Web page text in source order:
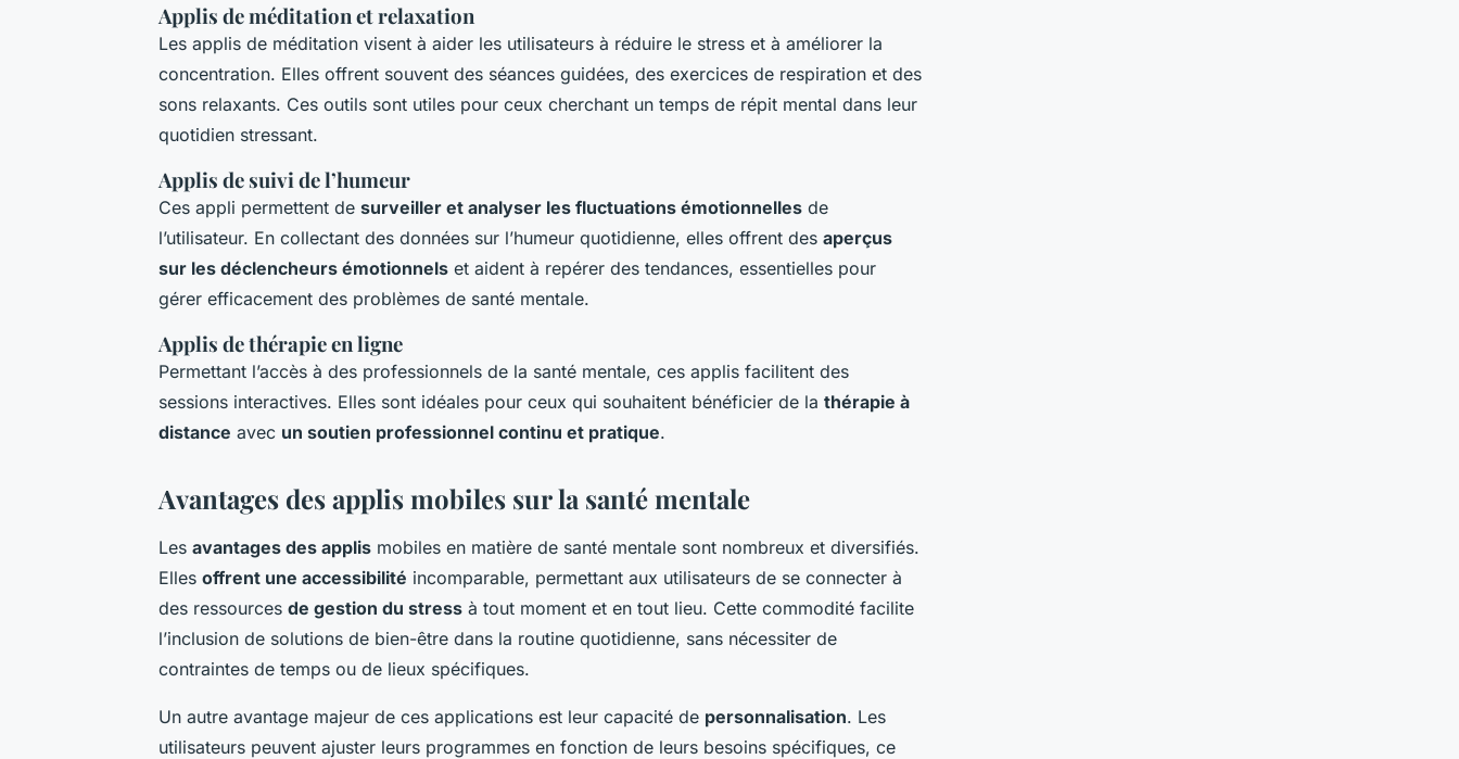
Applis de méditation et relaxation
Les applis de méditation visent à aider les utilisateurs à réduire le stress et à améliorer la
concentration. Elles offrent souvent des séances guidées, des exercices de respiration et des
sons relaxants. Ces outils sont utiles pour ceux cherchant un temps de répit mental dans leur
quotidien stressant.
Applis de suivi de l’humeur
Ces appli permettent de surveiller et analyser les fluctuations émotionnelles de
l’utilisateur. En collectant des données sur l’humeur quotidienne, elles offrent des aperçus
sur les déclencheurs émotionnels et aident à repérer des tendances, essentielles pour
gérer efficacement des problèmes de santé mentale.
Applis de thérapie en ligne
Permettant l’accès à des professionnels de la santé mentale, ces applis facilitent des
sessions interactives. Elles sont idéales pour ceux qui souhaitent bénéficier de la thérapie à
distance avec un soutien professionnel continu et pratique.
Avantages des applis mobiles sur la santé mentale
Les avantages des applis mobiles en matière de santé mentale sont nombreux et diversifiés.
Elles offrent une accessibilité incomparable, permettant aux utilisateurs de se connecter à
des ressources de gestion du stress à tout moment et en tout lieu. Cette commodité facilite
l’inclusion de solutions de bien-être dans la routine quotidienne, sans nécessiter de
contraintes de temps ou de lieux spécifiques.
Un autre avantage majeur de ces applications est leur capacité de personnalisation. Les
utilisateurs peuvent ajuster leurs programmes en fonction de leurs besoins spécifiques, ce